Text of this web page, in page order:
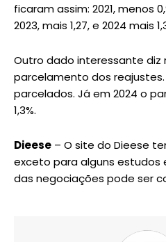
ficaram assim: 2021, menos
2023, mais 1,27, e 2024 mais
Outro dado interessante diz
parcelamento dos reajustes.
parcelados. Já em 2024 o
1,3%.
Dieese – O site do Dieese
exceto para alguns estudos
das negociações pode ser